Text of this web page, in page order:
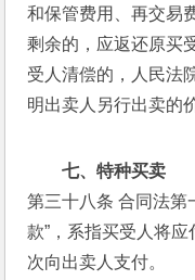
和保管费用、再交易
剩余的，应返还原买
受人清偿的，人民法
明出卖人另行出卖的
七、特种买卖
第三十八条 合同法第
款”，系指买受人将
次向出卖人支付。